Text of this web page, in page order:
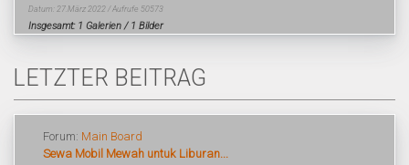
Datum: 27.März 2022 / Aufrufe 50573
Insgesamt: 1 Galerien / 1 Bilder
LETZTER BEITRAG
Forum: Main Board
Sewa Mobil Mewah untuk Liburan...